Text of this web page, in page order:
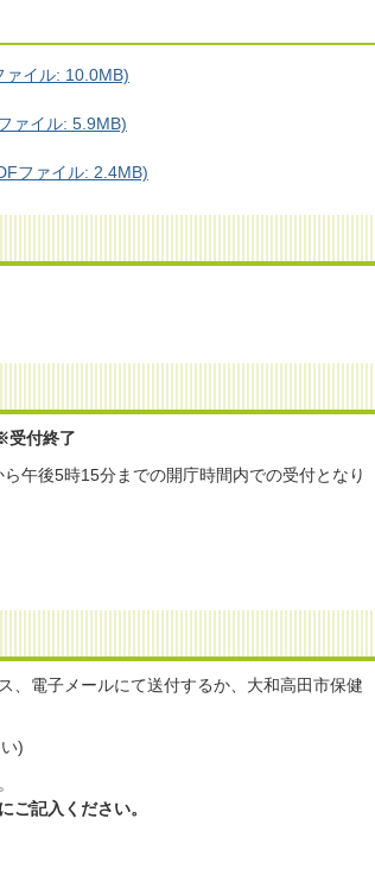
ァイル: 10.0MB)
ァイル: 5.9MB)
ファイル: 2.4MB)
受付終了
午後5時15分までの開庁時間内での受付となり
、電子メールにて送付するか、大和高田市保健
)
ご記入ください。